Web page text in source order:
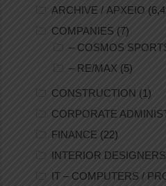
ARCHIVE / ΑΡΧΕΙΟ
COMPANIES (7)
– COSMOS
– RE/MAX (5)
CONSTRUCTION (1)
CORPORATE
FINANCE (22)
INTERIOR
IT – COMPUTERS /